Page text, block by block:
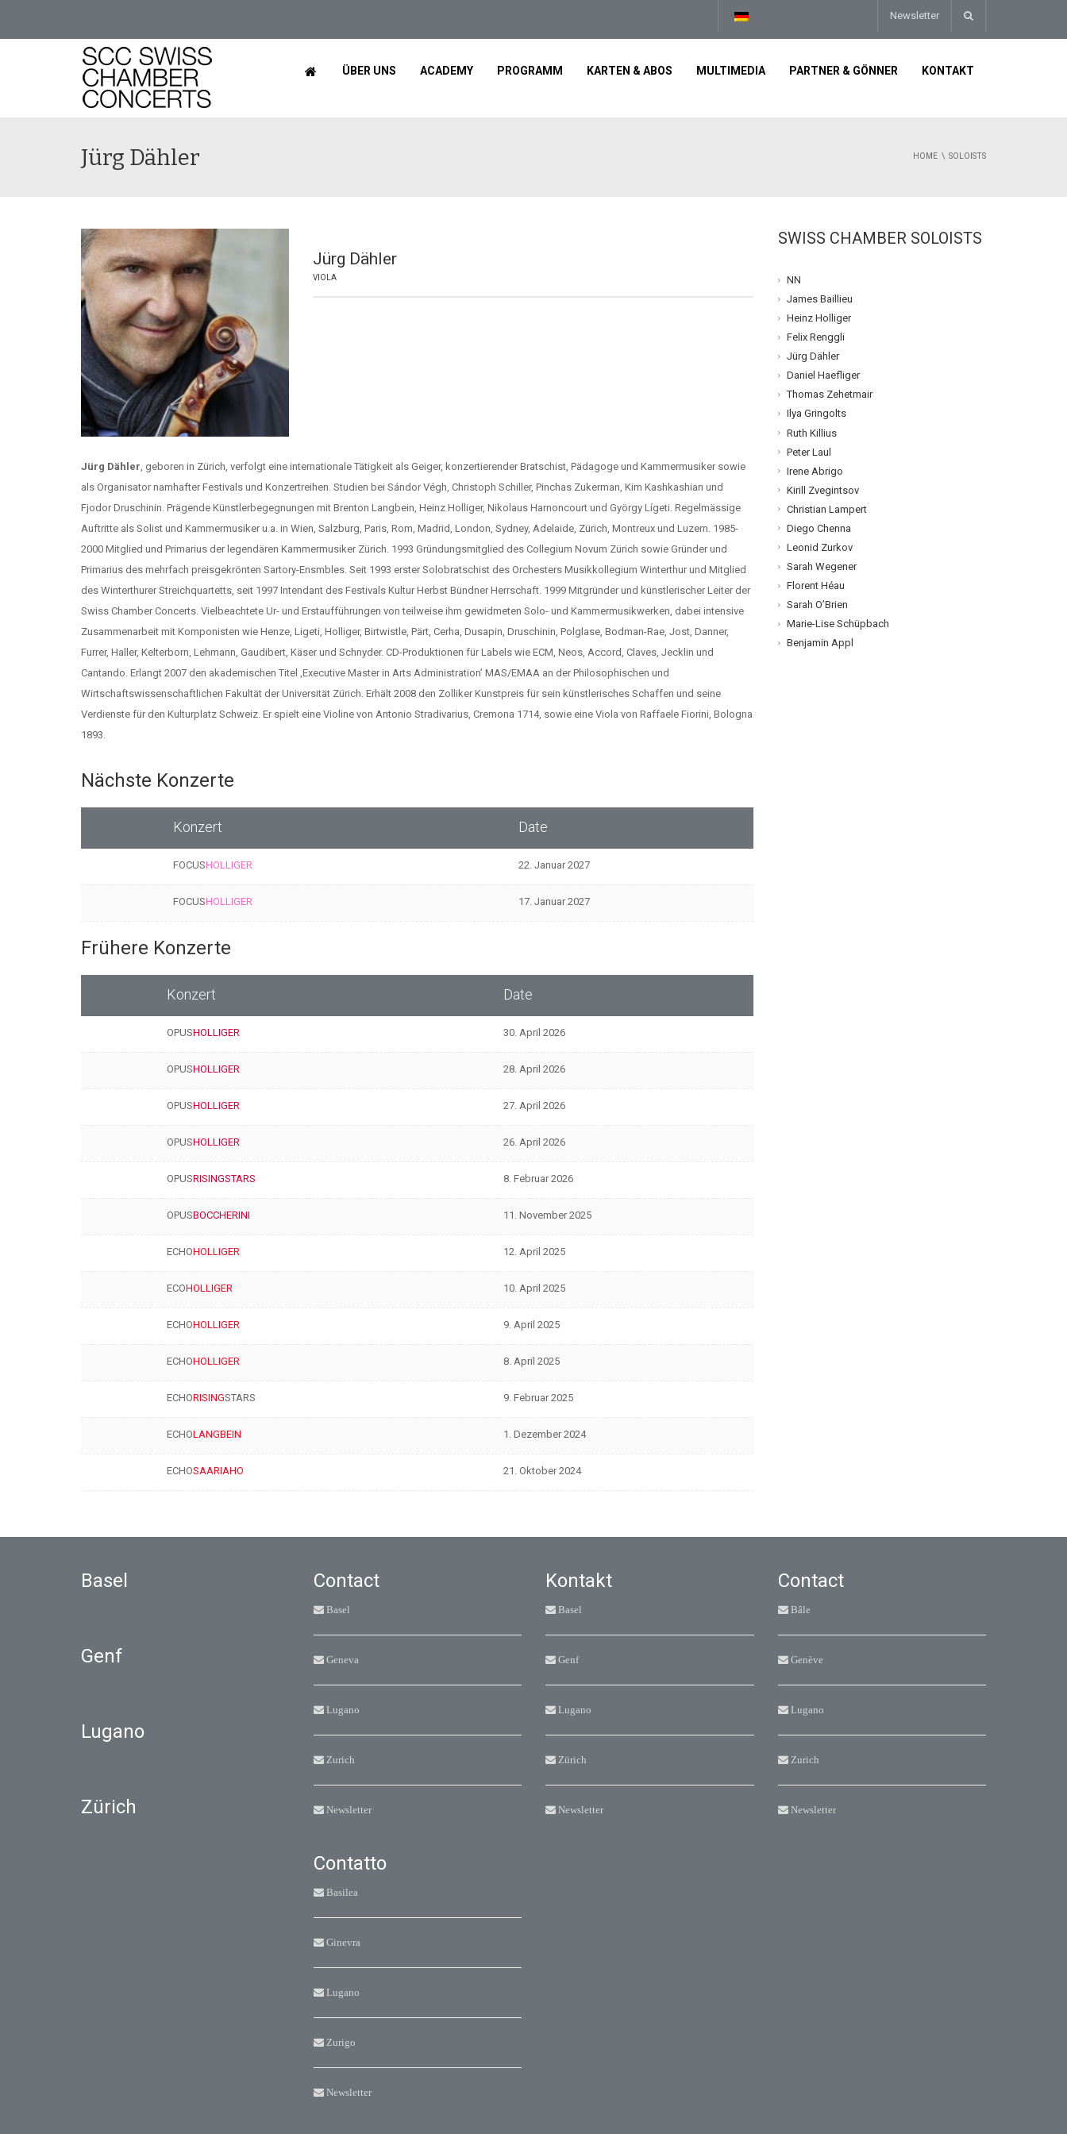
Newsletter
ÜBER UNS ACADEMY PROGRAMM KARTEN & ABOS MULTIMEDIA PARTNER & GÖNNER KONTAKT
Jürg Dähler HOME SOLOISTS
Jürg Dähler
VIOLA
Jürg Dähler, geboren in Zürich, verfolgt eine internationale Tätigkeit als Geiger, konzertierender Bratschist, Pädagoge und Kammermusiker sowie
als Organisator namhafter Festivals und Konzertreihen. Studien bei Sándor Végh, Christoph Schiller, Pinchas Zukerman, Kim Kashkashian und
Fjodor Druschinin. Prägende Künstlerbegegnungen mit Brenton Langbein, Heinz Holliger, Nikolaus Harnoncourt und György Lígeti. Regelmässige
Auftritte als Solist und Kammermusiker u.a. in Wien, Salzburg, Paris, Rom, Madrid, London, Sydney, Adelaide, Zürich, Montreux und Luzern. 1985-
2000 Mitglied und Primarius der legendären Kammermusiker Zürich. 1993 Gründungsmitglied des Collegium Novum Zürich sowie Gründer und
Primarius des mehrfach preisgekrönten Sartory-Ensmbles. Seit 1993 erster Solobratschist des Orchesters Musikkollegium Winterthur und Mitglied
des Winterthurer Streichquartetts, seit 1997 Intendant des Festivals Kultur Herbst Bündner Herrschaft. 1999 Mitgründer und künstlerischer Leiter der
Swiss Chamber Concerts. Vielbeachtete Ur- und Erstaufführungen von teilweise ihm gewidmeten Solo- und Kammermusikwerken, dabei intensive
Zusammenarbeit mit Komponisten wie Henze, Ligeti, Holliger, Birtwistle, Pärt, Cerha, Dusapin, Druschinin, Polglase, Bodman-Rae, Jost, Danner,
Furrer, Haller, Kelterborn, Lehmann, Gaudibert, Käser und Schnyder. CD-Produktionen für Labels wie ECM, Neos, Accord, Claves, Jecklin und
Cantando. Erlangt 2007 den akademischen Titel ‚Executive Master in Arts Administration’ MAS/EMAA an der Philosophischen und
Wirtschaftswissenschaftlichen Fakultät der Universität Zürich. Erhält 2008 den Zolliker Kunstpreis für sein künstlerisches Schaffen und seine
Verdienste für den Kulturplatz Schweiz. Er spielt eine Violine von Antonio Stradivarius, Cremona 1714, sowie eine Viola von Raffaele Fiorini, Bologna
1893.
Nächste Konzerte
Konzert Date
FOCUSHOLLIGER 22. Januar 2027
FOCUSHOLLIGER 17. Januar 2027
Frühere Konzerte
Konzert Date
OPUSHOLLIGER 30. April 2026
OPUSHOLLIGER 28. April 2026
OPUSHOLLIGER 27. April 2026
OPUSHOLLIGER 26. April 2026
OPUSRISINGSTARS 8. Februar 2026
OPUSBOCCHERINI 11. November 2025
ECHOHOLLIGER 12. April 2025
ECOHOLLIGER 10. April 2025
ECHOHOLLIGER 9. April 2025
ECHOHOLLIGER 8. April 2025
ECHORISINGSTARS 9. Februar 2025
ECHOLANGBEIN 1. Dezember 2024
ECHOSAARIAHO 21. Oktober 2024
SWISS CHAMBER SOLOISTS
NN
James Baillieu
Heinz Holliger
Felix Renggli
Jürg Dähler
Daniel Haefliger
Thomas Zehetmair
Ilya Gringolts
Ruth Killius
Peter Laul
Irene Abrigo
Kirill Zvegintsov
Christian Lampert
Diego Chenna
Leonid Zurkov
Sarah Wegener
Florent Héau
Sarah O’Brien
Marie-Lise Schüpbach
Benjamin Appl
Basel
Genf
Lugano
Zürich
Contact
Basel
Geneva
Lugano
Zurich
Newsletter
Kontakt
Basel
Genf
Lugano
Zürich
Newsletter
Contact
Bâle
Genève
Lugano
Zurich
Newsletter
Contatto
Basilea
Ginevra
Lugano
Zurigo
Newsletter